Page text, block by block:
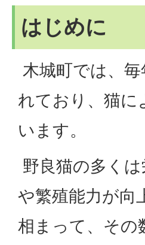
はじめに
木城町では、
れており、猫に
います。
野良猫の多く
や繁殖能力が向
相まって、その